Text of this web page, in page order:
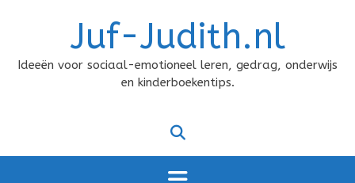
Juf-Judith.nl
Ideeën voor sociaal-emotioneel leren, gedrag, onderwijs
en kinderboekentips.